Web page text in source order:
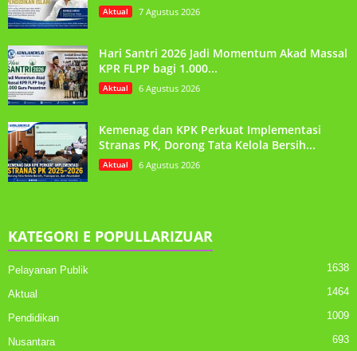
Aktual 7 Agustus 2026
Hari Santri 2026 Jadi Momentum Akad Massal
KPR FLPP bagi 1.000...
Aktual 6 Agustus 2026
Kemenag dan KPK Perkuat Implementasi
Stranas PK, Dorong Tata Kelola Bersih...
Aktual 6 Agustus 2026
KATEGORI E POPULLARIZUAR
Pelayanan Publik 1638
Aktual 1464
Pendidikan 1009
Nusantara 693